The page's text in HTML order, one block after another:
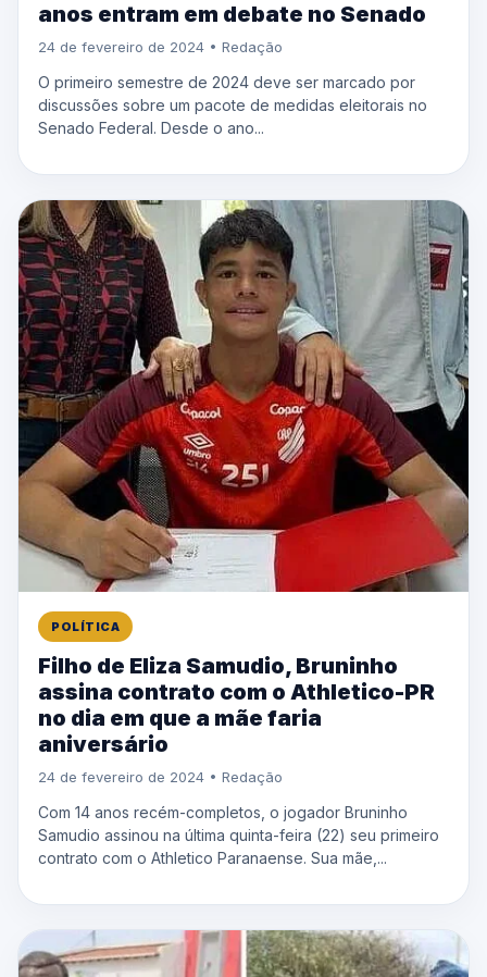
anos entram em debate no Senado
24 de fevereiro de 2024 • Redação
O primeiro semestre de 2024 deve ser marcado por
discussões sobre um pacote de medidas eleitorais no
Senado Federal. Desde o ano...
POLÍTICA
Filho de Eliza Samudio, Bruninho
assina contrato com o Athletico-PR
no dia em que a mãe faria
aniversário
24 de fevereiro de 2024 • Redação
Com 14 anos recém-completos, o jogador Bruninho
Samudio assinou na última quinta-feira (22) seu primeiro
contrato com o Athletico Paranaense. Sua mãe,...